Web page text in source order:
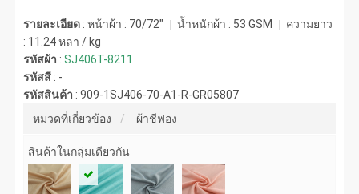
รายละเอียด : หน้าผ้า : 70/72" น้ำหนักผ้า : 53 GSM
ความยาว
: 11.24 หลา / kg
รหัสผ้า :SJ406T-8211
รหัสสี : -
รหัสสินค้า :909-1SJ406-70-A1-R-GR05807
หมวดที่เกี่ยวข้อง
ผ้าชีฟอง
สินค้าในกลุ่มเดียวกัน